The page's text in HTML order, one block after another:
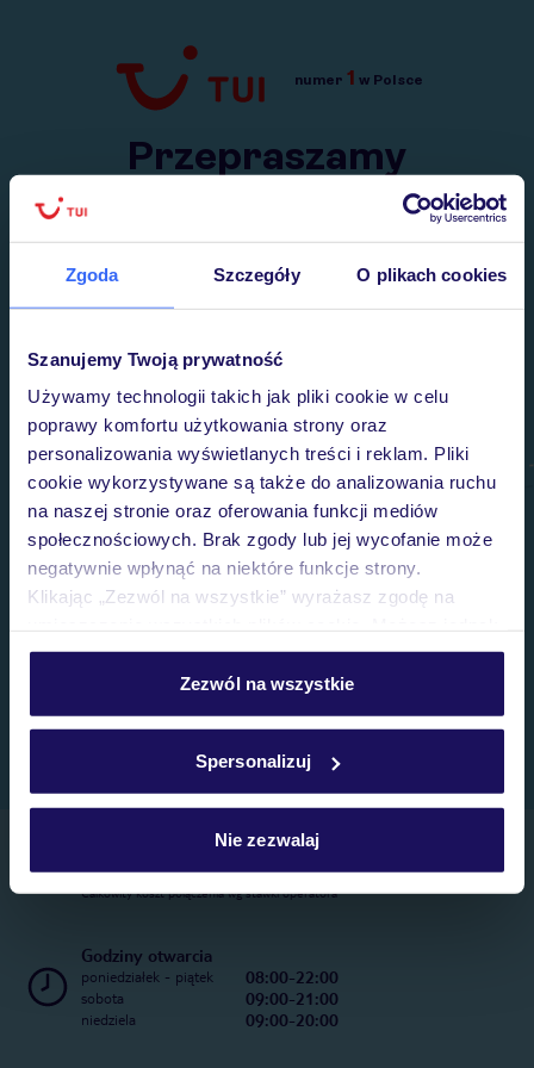
Zgoda Szczegóły O plikach cookies
Szanujemy Twoją prywatność
Używamy technologii takich jak pliki cookie w celu
poprawy komfortu użytkowania strony oraz
personalizowania wyświetlanych treści i reklam. Pliki
cookie wykorzystywane są także do analizowania ruchu
na naszej stronie oraz oferowania funkcji mediów
społecznościowych. Brak zgody lub jej wycofanie może
negatywnie wpłynąć na niektóre funkcje strony.
Klikając „Zezwól na wszystkie” wyrażasz zgodę na
personalizować swój wybór wchodząc w zakładkę
Szczegółowe informacje o plikach cookie znajdziesz
Zezwól na wszystkie
Spersonalizuj
Nie zezwalaj
Przejdź do TUI.pl
numer 1 w Polsce
Przepraszamy
Wysłaliśmy nasz serwis na krótkie wakacje.
Telefoniczne Centrum Rezerwacji
22 270 31 20
Całkowity koszt połączenia wg stawki operatora
Godziny otwarcia
poniedziałek - piątek 08:00-22:00
sobota 09:00-21:00
niedziela 09:00-20:00